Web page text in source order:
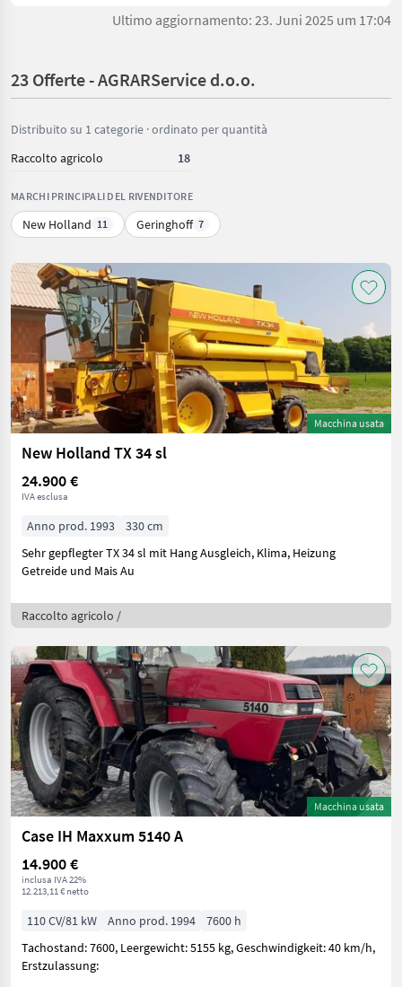
Ultimo aggiornamento: 23. Juni 2025 um 17:04
23 Offerte - AGRARService d.o.o.
Distribuito su 1 categorie · ordinato per quantità
Raccolto agricolo
18
MARCHI PRINCIPALI DEL RIVENDITORE
New Holland 11 Geringhoff 7
Macchina usata
New Holland TX 34 sl
24.900 €
IVA esclusa
Anno prod. 1993
330 cm
Sehr gepflegter TX 34 sl mit Hang Ausgleich, Klima, Heizung
Getreide und Mais Au
Raccolto agricolo /
Macchina usata
Case IH Maxxum 5140 A
14.900 €
inclusa IVA 22%
12.213,11 € netto
110 CV/81 kW Anno prod. 1994
7600 h
Tachostand: 7600, Leergewicht: 5155 kg, Geschwindigkeit: 40 km/h,
Erstzulassung: